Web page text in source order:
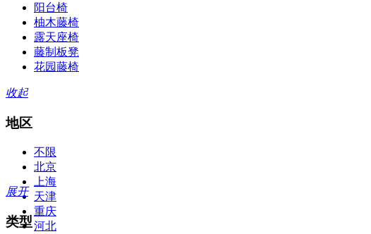
阳台椅
柚木藤椅
露天座椅
藤制板凳
花园藤椅
收起
地区
不限
北京
上海
天津
重庆
河北
展开
类型